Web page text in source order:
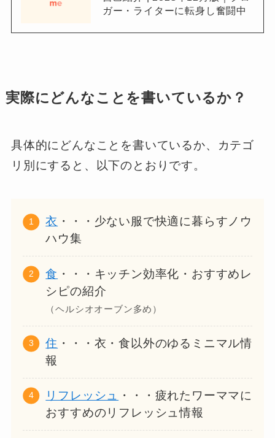
ガー・ライターに転身し奮闘中
実際にどんなことを書いているか？
具体的にどんなことを書いているか、カテゴ
リ別にすると、以下のとおりです。
衣 ・・・少ない服で快適に暮らすノウ
ハウ集
食 ・・・キッチン効率化・おすすめレ
シピの紹介
（ヘルシオオーブン多め）
住 ・・・衣・食以外のゆるミニマル情
報
リフレッシュ
・・・疲れたワーママに
おすすめのリフレッシュ情報